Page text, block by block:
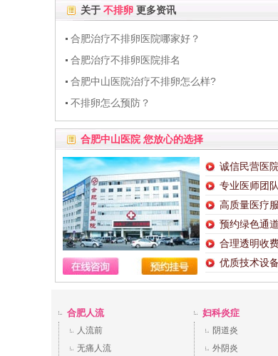
关于 不排卵 更多资讯
合肥治疗不排卵医院哪家好？
合肥治疗不排卵医院排名
合肥中山医院治疗不排卵怎么样?
不排卵怎么预防？
合肥中山医院 您放心的选择
诚信民营医院
专业医师团队
高质量医疗
预约绿色通道
合理透明收费
优质技术设备
合肥人流
人流前
无痛人流
妇科炎症
阴道炎
外阴炎